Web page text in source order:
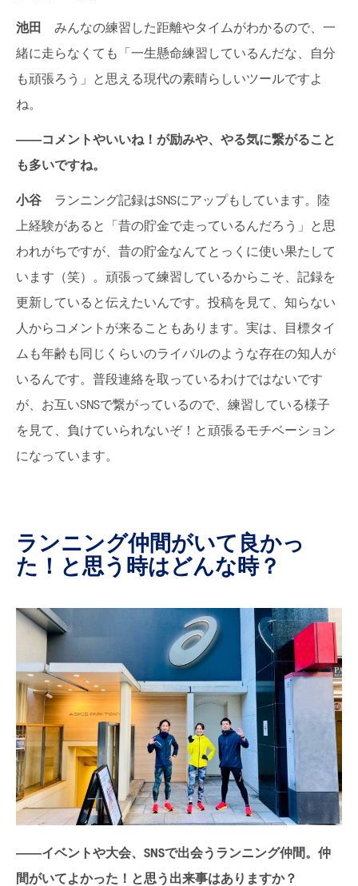
池田 みんなの練習した距離やタイムがわかるので、一
緒に走らなくても「一生懸命練習しているんだな、自分
も頑張ろう」と思える現代の素晴らしいツールですよ
ね。
――コメントやいいね！が励みや、やる気に繋がること
も多いですね。
小谷 ランニング記録はSNSにアップもしています。陸
上経験があると「昔の貯金で走っているんだろう」と思
われがちですが、昔の貯金なんてとっくに使い果たして
います（笑）。頑張って練習しているからこそ、記録を
更新していると伝えたいんです。投稿を見て、知らない
人からコメントが来ることもあります。実は、目標タイ
ムも年齢も同じくらいのライバルのような存在の知人が
いるんです。普段連絡を取っているわけではないです
が、お互いSNSで繋がっているので、練習している様子
を見て、負けていられないぞ！と頑張るモチベーション
になっています。
ランニング仲間がいて良かっ
た！と思う時はどんな時？
――イベントや大会、SNSで出会うランニング仲間。仲
間がいてよかった！と思う出来事はありますか？